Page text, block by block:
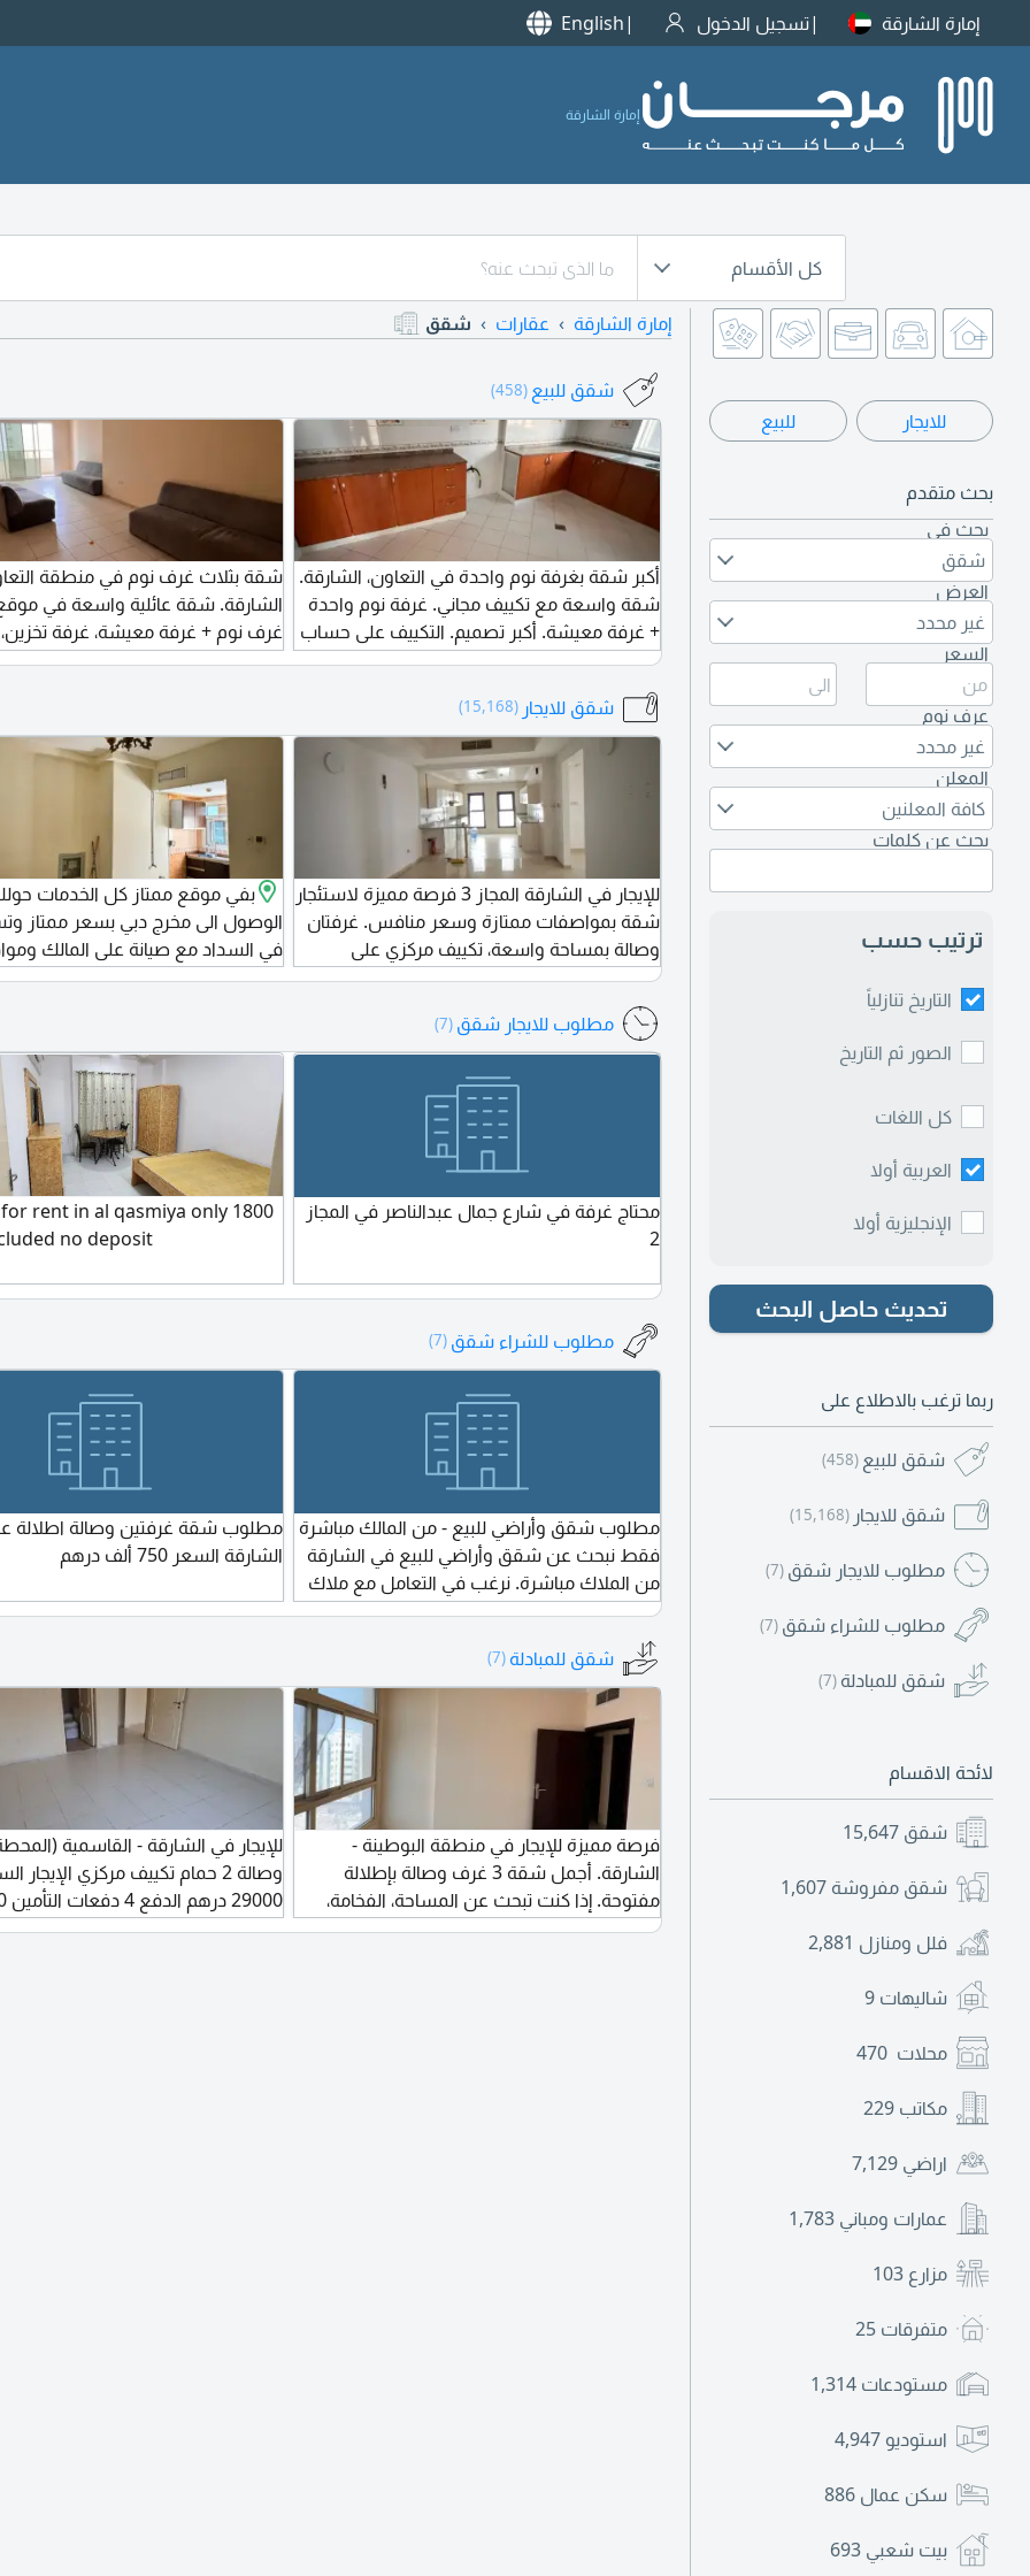
إمارة الشارقة تسجيل الدخول English
إمارة الشارقة
كل الأقسام
للايجار للبيع
بحث متقدم
بحث في
شقق
العرض
غير محدد
السعر
عرف نوم
غير محدد
المعلن
كافة المعلنين
بحث عن كلمات
ترتيب حسب
التاريخ تنازلياً
الصور ثم التاريخ
كل اللغات
العربية أولا
الإنجليزية أولا
تحديث حاصل البحث
ربما ترغب بالاطلاع على
شقق للبيع (458)
شقق للايجار (15,168)
مطلوب للايجار شقق (7)
مطلوب للشراء شقق (7)
شقق للمبادلة (7)
لائحة الاقسام
شقق 15,647
شقق مفروشة 1,607
فلل ومنازل 2,881
شاليهات 9
محلات 470
مكاتب 229
اراضي 7,129
عمارات ومباني 1,783
مزارع 103
متفرقات 25
مستودعات 1,314
استوديو 4,947
سكن عمال 886
بيت شعبي 693
إمارة الشارقة عقارات شقق
شقق للبيع (458)
أكبر شقة بغرفة نوم واحدة في التعاون، الشارقة.
شقة واسعة مع تكييف مجاني. غرفة نوم واحدة
+ غرفة معيشة. أكبر تصميم. التكييف على حساب
المالك.
شقة بثلاث غرف نوم في منطقة
غرف نوم + غرفة معيشة، غرفة
مركزي.
شقق للايجار (15,168)
للإيجار في الشارقة المجاز 3 فرصة مميزة لاستئجار
شقة بمواصفات ممتازة وسعر منافس. غرفتان
وصالة بمساحة واسعة، تكييف مركزي على
المالك، مطبخ أمريكي، خزائن حائط، 2 حمام، شهر
مجاني، وتشطيب راق، مع موقع حيوي قريب من
جميع الخدمات. الإيجار السنوي سعر لقطة الدفع
4 أو 6 دفعات خصم خاص للجادين. للحجز
والاستفسار سويلم للعقارات
بفي موقع ممتاز كل الخدمات
الوصول الى مخرج دبي بسعر ممتاز
في السداد مع صيانة على المالك
خلف البناية منطقة المصلى استوديو
موفر للطاقة وغاز مركزي لاستخدام
ومستمر في بناية عائلية هادية
بكاميرات مراقبة وغرفة نفايات
مطلوب للايجار شقق (7)
محتاج غرفة في شارع جمال عبدالناصر في المجاز
2
rent in al qasmiya only 1800
no deposit
مطلوب للشراء شقق (7)
مطلوب شقق وأراضي للبيع - من المالك مباشرة
فقط نبحث عن شقق وأراضي للبيع في الشارقة
من الملاك مباشرة. نرغب في التعامل مع ملاك
العقارات فقط، ولا نرغب في التواصل مع
الوسطاء أو البروكرات. إذا كنت مالك عقار وترغب
في بيع شقتك أو أرضك، يرجى التواصل معنا
لإتمام عملية البيع بشكل مباشر وسريع. للتواصل
والاستفسار
مطلوب شقة غرفتين وصالة اطلالة
الشارقة السعر 750 ألف درهم
شقق للمبادلة (7)
فرصة مميزة للإيجار في منطقة البوطينة -
الشارقة. أجمل شقة 3 غرف وصالة بإطلالة
مفتوحة. إذا كنت تبحث عن المساحة، الفخامة،
والموقع المثالي، فهذه الشقة هي الخيار الأمثل
للإيجار في الشارقة - القاسمية
وصالة 2 حمام تكييف مركزي الإيجار
(كاش)